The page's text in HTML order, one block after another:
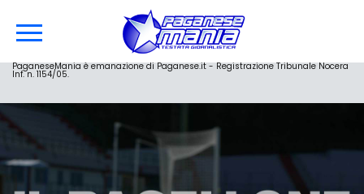
PaganeseMania è emanazione di Paganese.it - Registrazione Tribunale Nocera
Inf. n. 1154/05.